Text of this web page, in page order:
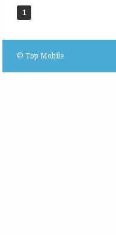
1
Top Mobile ©